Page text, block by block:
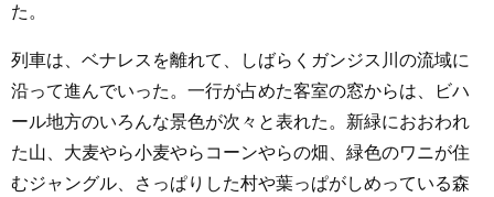
た。
列車は、ベナレスを離れて、しばらくガンジス川の流域に
沿って進んでいった。一行が占めた客室の窓からは、ビハ
ール地方のいろんな景色が次々と表れた。新緑におおわれ
た山、大麦やら小麦やらコーンやらの畑、緑色のワニが住
むジャングル、さっぱりした村や葉っぱがしめっている森